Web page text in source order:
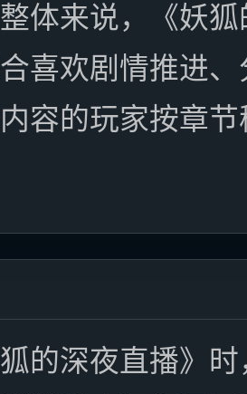
体来说，《妖
喜欢剧情推进
容的玩家按章
的深夜直播》